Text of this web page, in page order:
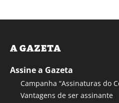
A GAZETA
Assine a Gazeta
Campanha “Assinaturas do
Vantagens de ser assinante